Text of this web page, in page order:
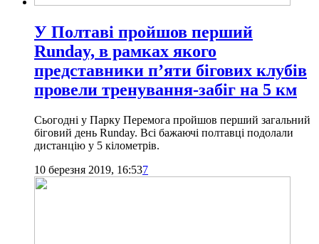
У Полтаві пройшов перший
Runday, в рамках якого
представники п’яти бігових клубів
провели тренування-забіг на 5 км
Сьогодні у Парку Перемога пройшов перший загальний
біговий день Runday. Всі бажаючі полтавці подолали
дистанцію у 5 кілометрів.
10 березня 2019, 16:537